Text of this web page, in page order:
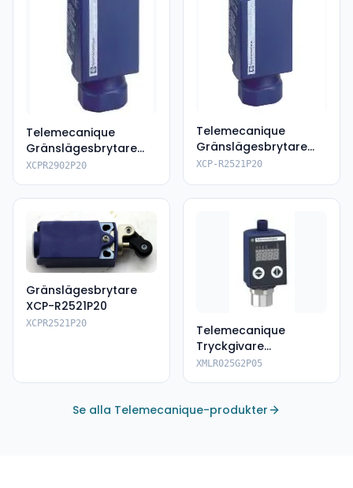
Telemecanique
Gränslägesbrytare
XCPR2902P20
XCPR2902P20
Telemecanique
Gränslägesbrytare
XCPR2521P20
XCP-R2521P20
Gränslägesbrytare
XCP-R2521P20
XCPR2521P20
Telemecanique
Tryckgivare
XMLR025G2P05
XMLR025G2P05
Se alla Telemecanique-produkter